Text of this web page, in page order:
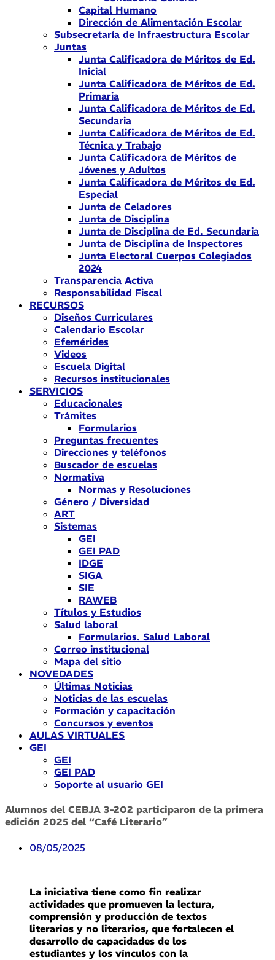
Capital Humano
Dirección de Alimentación Escolar
Subsecretaría de Infraestructura Escolar
Juntas
Junta Calificadora de Méritos de Ed.
Inicial
Junta Calificadora de Méritos de Ed.
Primaria
Junta Calificadora de Méritos de Ed.
Secundaria
Junta Calificadora de Méritos de Ed.
Técnica y Trabajo
Junta Calificadora de Méritos de
Jóvenes y Adultos
Junta Calificadora de Méritos de Ed.
Especial
Junta de Celadores
Junta de Disciplina
Junta de Disciplina de Ed. Secundaria
Junta de Disciplina de Inspectores
Junta Electoral Cuerpos Colegiados
2024
Transparencia Activa
Responsabilidad Fiscal
RECURSOS
Diseños Curriculares
Calendario Escolar
Efemérides
Videos
Escuela Digital
Recursos institucionales
SERVICIOS
Educacionales
Trámites
Formularios
Preguntas frecuentes
Direcciones y teléfonos
Buscador de escuelas
Normativa
Normas y Resoluciones
Género / Diversidad
ART
Sistemas
GEI
GEI PAD
IDGE
SIGA
SIE
RAWEB
Títulos y Estudios
Salud laboral
Formularios. Salud Laboral
Correo institucional
Mapa del sitio
NOVEDADES
Últimas Noticias
Noticias de las escuelas
Formación y capacitación
Concursos y eventos
AULAS VIRTUALES
GEI
GEI
GEI PAD
Soporte al usuario GEI
Alumnos del CEBJA 3-202 participaron de la primera
edición 2025 del “Café Literario”
08/05/2025
La iniciativa tiene como fin realizar
actividades que promueven la lectura,
comprensión y producción de textos
literarios y no literarios, que fortalecen el
desarrollo de capacidades de los
estudiantes y los vínculos con la